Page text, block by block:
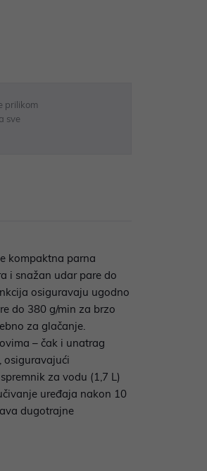
prilikom
sve
kompaktna parna
i snažan udar pare do
osiguravaju ugodno
do 380 g/min za brzo
za glačanje.
– čak i unatrag
osiguravajući
za vodu (1,7 L)
uređaja nakon 10
dugotrajne